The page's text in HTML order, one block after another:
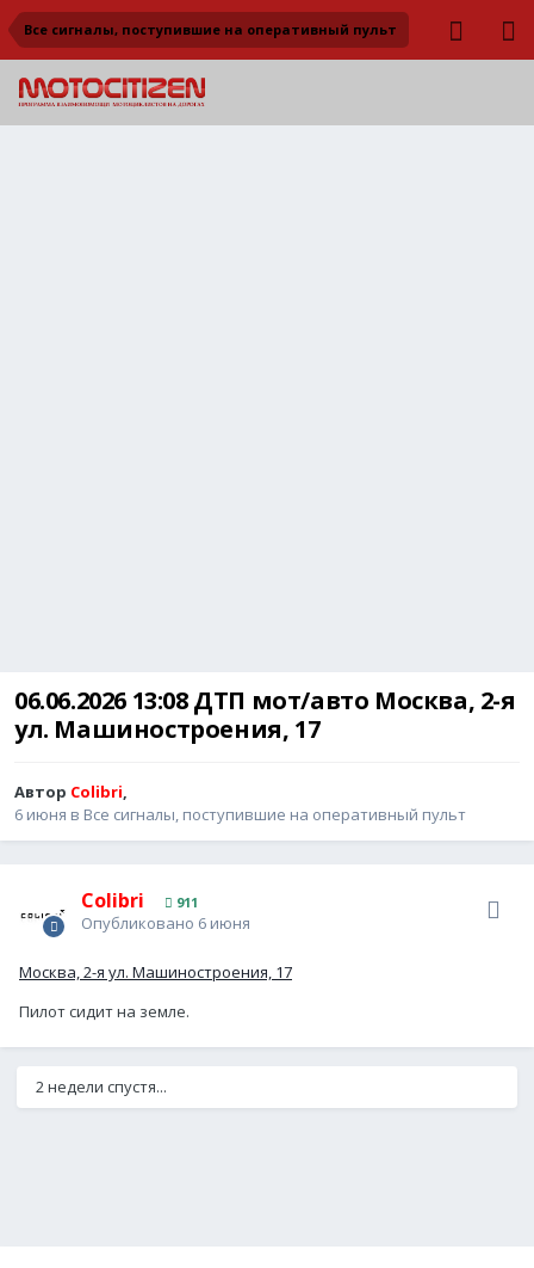
Все сигналы, поступившие на оперативный пульт
06.06.2026 13:08 ДТП мот/авто Москва, 2-я
ул. Машиностроения, 17
Автор Colibri,
6 июня в Все сигналы, поступившие на оперативный пульт
Colibri 911
Опубликовано 6 июня
Москва, 2-я ул. Машиностроения, 17
Пилот сидит на земле.
2 недели спустя...